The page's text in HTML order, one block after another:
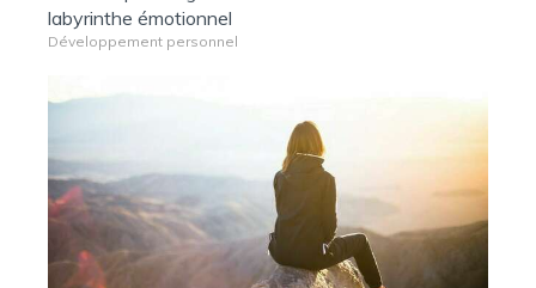
labyrinthe émotionnel
Développement personnel